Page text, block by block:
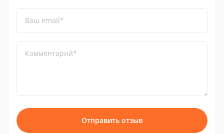
Ваш email*
Комментарий*
Отправить отзыв